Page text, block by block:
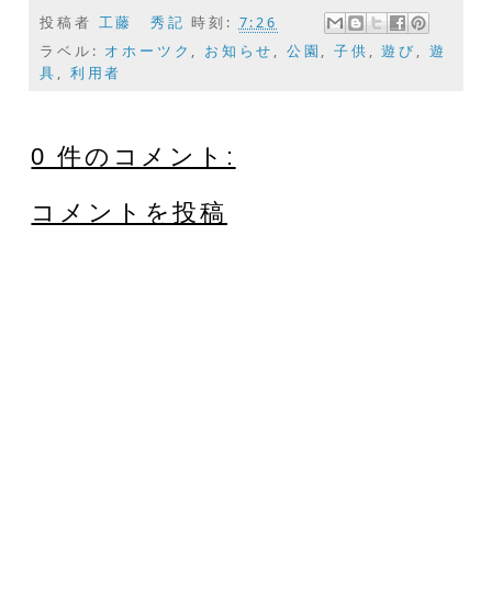
投稿者 工藤 秀記 時刻: 7:26
ラベル: オホーツク , お知らせ , 公園 ,子供 ,遊び , 遊
具 , 利用者
0 件のコメント:
コメントを投稿